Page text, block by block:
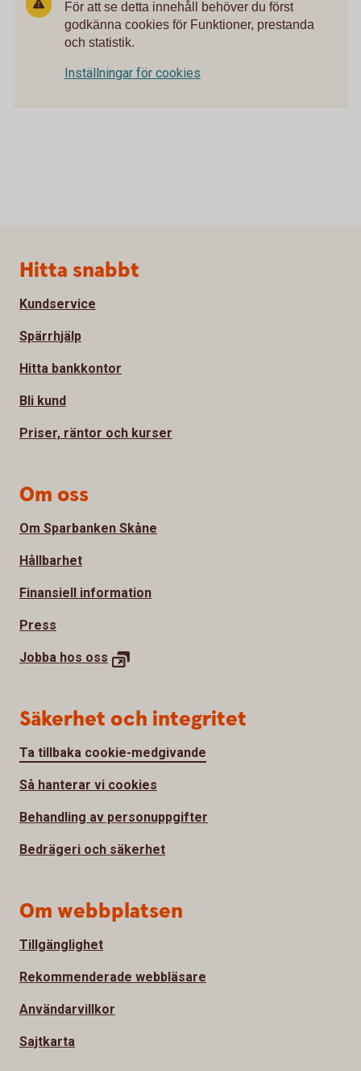
För att se detta innehåll behöver du först
godkänna cookies för Funktioner, prestanda
och statistik.
Inställningar för cookies
Sidfot
Hitta snabbt
Kundservice
Spärrhjälp
Hitta bankkontor
Bli kund
Priser, räntor och kurser
Om oss
Om Sparbanken Skåne
Hållbarhet
Finansiell information
Press
Jobba hos oss
Säkerhet och integritet
Ta tillbaka cookie-medgivande
Så hanterar vi cookies
Behandling av personuppgifter
Bedrägeri och säkerhet
Om webbplatsen
Tillgänglighet
Rekommenderade webbläsare
Användarvillkor
Sajtkarta